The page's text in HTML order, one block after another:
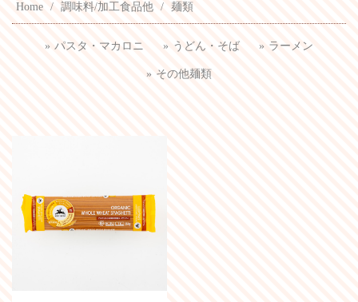
Home 調味料/加工食品他 麺類
パスタ・マカロニ うどん・そば ラーメン
その他麺類